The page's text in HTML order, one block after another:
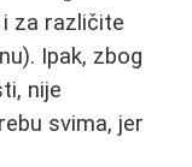
za različite
Ipak, zbog
nije
svima, jer